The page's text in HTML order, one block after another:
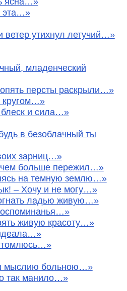
эта…»
ветер утихнул летучий…»
младенческий
персты раскрыли…»
кругом…»
и сила…»
в безоблачный ты
зарниц…»
больше пережил…»
на темную землю…»
– Хочу и не могу…»
ладью живую…»
живую красоту…»
мыслию больною…»
так манило…»